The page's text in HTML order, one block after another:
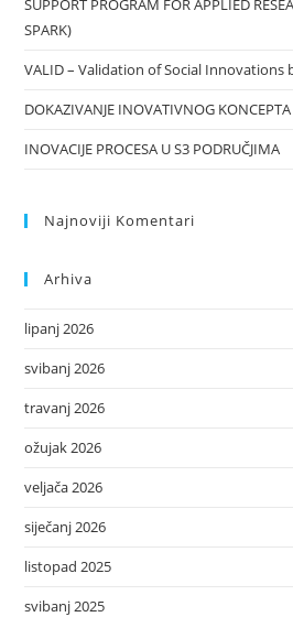
SUPPORT PROGRAM FOR APPLIED
SPARK)
VALID – Validation of Social Innovations
DOKAZIVANJE INOVATIVNOG
INOVACIJE PROCESA U S3 PODRUČJIMA
Najnoviji Komentari
Arhiva
lipanj 2026
svibanj 2026
travanj 2026
ožujak 2026
veljača 2026
siječanj 2026
listopad 2025
svibanj 2025